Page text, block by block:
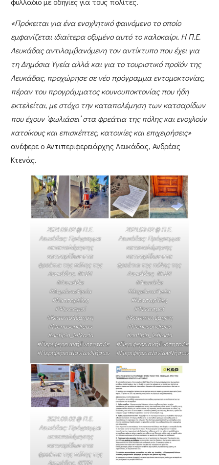
«Πρόκειται για ένα ενοχλητικό φαινόμενο το οποίο
εμφανίζεται ιδιαίτερα οξυμένο αυτό το καλοκαίρι. Η Π.Ε.
Λευκάδας αντιλαμβανόμενη τον αντίκτυπο που έχει για
τη Δημόσια Υγεία αλλά και για το τουριστικό προϊόν της
Λευκάδας, προχώρησε σε νέο πρόγραμμα εντομοκτονίας,
πέραν του προγράμματος κουνουποκτονίας που ήδη
εκτελείται, με στόχο την καταπολέμηση των κατσαρίδων
που έχουν ‘φωλιάσει’ στα φρεάτια της πόλης και ενοχλούν
κατοίκους και επισκέπτες, κατοικίες και επιχειρήσεις»
ανέφερε οΑντιπεριφερειάρχης Λευκάδας, Ανδρέας
Κτενάς.
2021.09.02 @ Π.Ε.
Λευκάδας: Πρόγραμμα
καταπολέμησης
κατσαρίδων στα
φρεάτια της πόλης της
Λευκάδας. #ΠΙΝ
#Λευκάδα
#ΔημόσιαΥγεία
#Κατσαρίδες
#Ψεκασμοί
#Καταπολέμηση
#ktenasandreas
#antipin_lefkada
#ΠεριφερειακήΕνότηταΛευκάδας
#ΠεριφέρειαΙονίωνΝήσων
2021.09.02 @ Π.Ε.
Λευκάδας: Πρόγραμμα
καταπολέμησης
κατσαρίδων στα
φρεάτια της πόλης της
Λευκάδας. #ΠΙΝ
#Λευκάδα
#ΔημόσιαΥγεία
#Κατσαρίδες
#Ψεκασμοί
#Καταπολέμηση
#ktenasandreas
#antipin_lefkada
#ΠεριφερειακήΕνότηταΛευκάδας
#ΠεριφέρειαΙονίωνΝήσων
2021.09.02 @ Π.Ε.
Λευκάδας: Πρόγραμμα
καταπολέμησης
κατσαρίδων στα
φρεάτια της πόλης της
Λευκάδας. #ΠΙΝ